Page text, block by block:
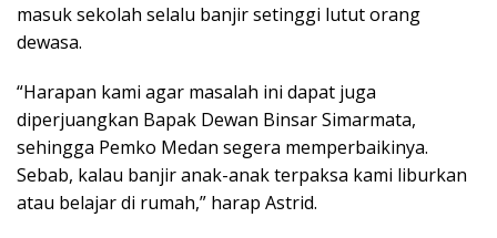
masuk sekolah selalu banjir setinggi lutut orang
dewasa.
“Harapan kami agar masalah ini dapat juga
diperjuangkan Bapak Dewan Binsar Simarmata,
sehingga Pemko Medan segera memperbaikinya.
Sebab, kalau banjir anak-anak terpaksa kami liburkan
atau belajar di rumah,” harap Astrid.